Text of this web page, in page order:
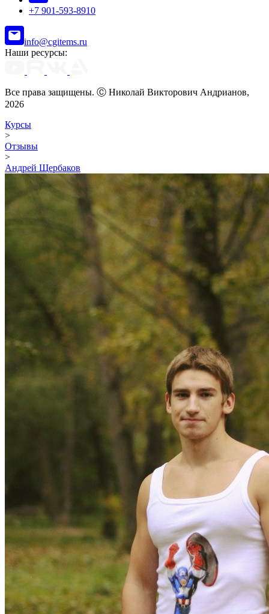
+7 901-593-8910
info@cgitems.ru
Наши ресурсы:
Все права защищены. Ⓒ Николай Викторович Андрианов,
2026
Курсы
>
Отзывы
>
Андрей Щербаков